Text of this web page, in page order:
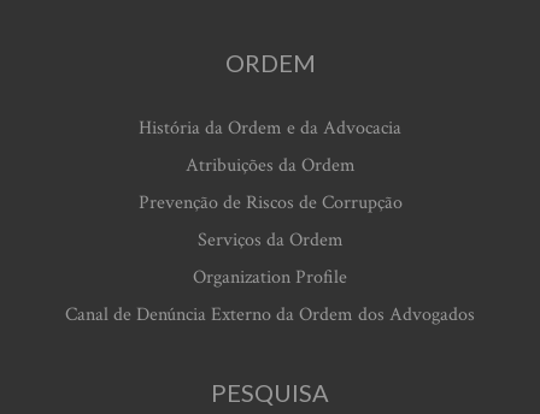
ORDEM
História da Ordem e da Advocacia
Atribuições da Ordem
Prevenção de Riscos de Corrupção
Serviços da Ordem
Organization Profile
Canal de Denúncia Externo da Ordem dos Advogados
PESQUISA